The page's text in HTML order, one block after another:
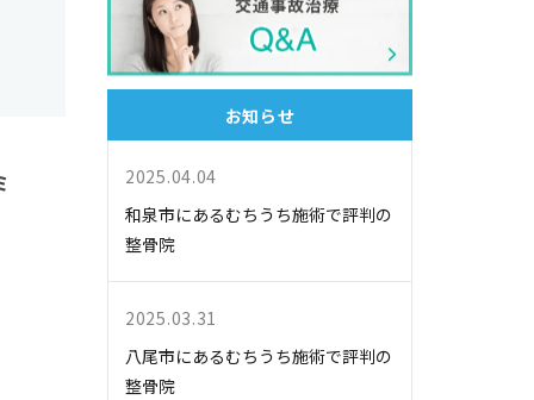
お知らせ
2025.04.04
和泉市にあるむちうち施術で評判の
整骨院
2025.03.31
八尾市にあるむちうち施術で評判の
整骨院